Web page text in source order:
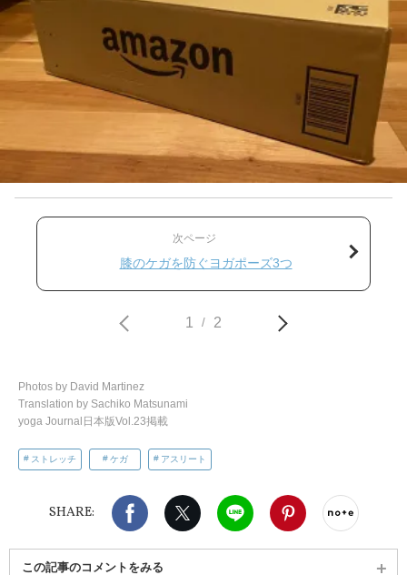
次ページ
膝のケガを防ぐヨガポーズ3つ
1 / 2
Photos by David Martinez
Translation by Sachiko Matsunami
yoga Journal日本版Vol.23掲載
ストレッチ ケガ アスリート
SHARE:
Facebook X（旧twitter）
LINE Pinterest
この記事のコメントをみる